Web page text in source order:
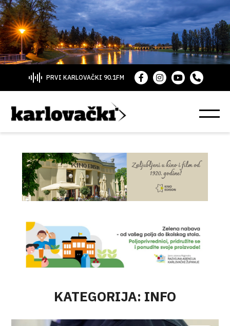
PRVI KARLOVAČKI 90.1FM
KATEGORIJA: INFO